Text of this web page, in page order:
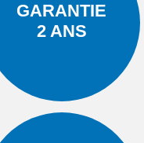
GARANTIE
2 ANS